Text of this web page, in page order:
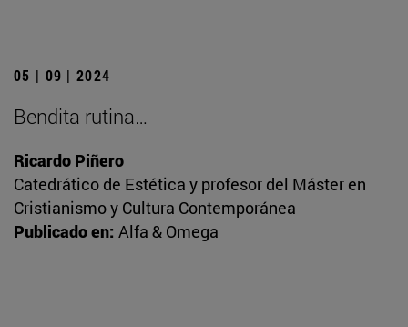
05 | 09 | 2024
Bendita rutina…
Ricardo Piñero
Catedrático de Estética y profesor del Máster en
Cristianismo y Cultura Contemporánea
Publicado en: Alfa & Omega